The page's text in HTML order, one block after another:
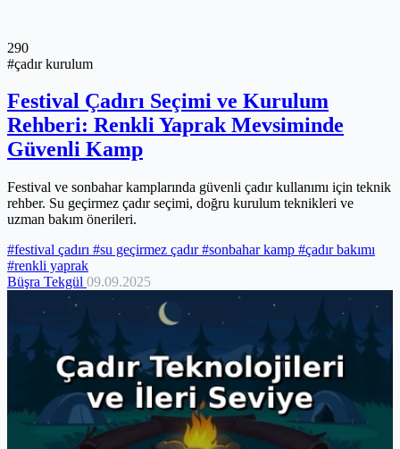
290
#çadır kurulum
Festival Çadırı Seçimi ve Kurulum
Rehberi: Renkli Yaprak Mevsiminde
Güvenli Kamp
Festival ve sonbahar kamplarında güvenli çadır kullanımı için teknik
rehber. Su geçirmez çadır seçimi, doğru kurulum teknikleri ve
uzman bakım önerileri.
#festival çadırı #su geçirmez çadır#sonbahar kamp #çadır bakımı
#renkli yaprak
Büşra Tekgül 09.09.2025